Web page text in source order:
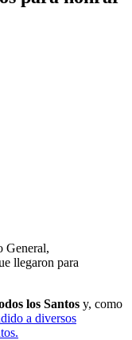
General,
llegaron para
los Santos y, como
a diversos